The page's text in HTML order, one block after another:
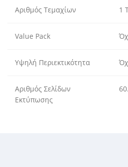
Αριθμός Τεμαχίων 1
Value Pack
Υψηλή Περιεκτικότητα
Αριθμός Σελίδων
Εκτύπωσης